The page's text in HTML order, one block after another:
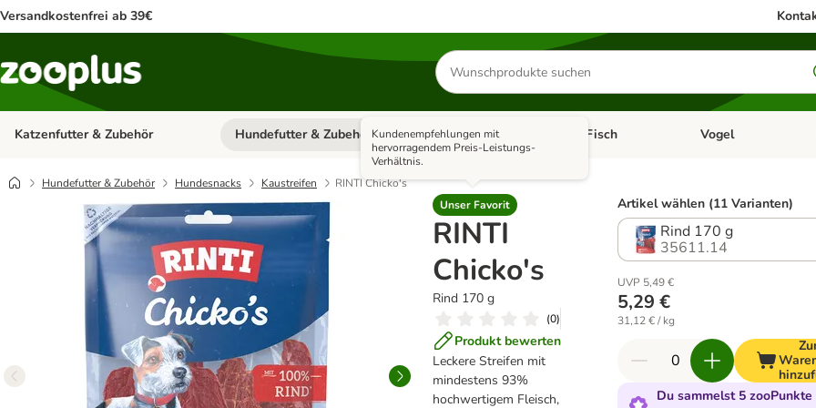
Versandkostenfrei ab 39€
Produkte
suchen
Katzenfutter & Zubehör Kategorie-Menü öffnen: Katzenfutter & Zubehör
Hundefutter & Zubehör Kategorie-Menü öffnen: Hundefutter & Zubehör
Kleintier Kategorie-Menü öffnen: Kleintier
Fisch Kategorie-Menü
Vogel
Hundefutter & Zubehör Hundesnacks Kaustreifen
RINTI Chicko's
Unser Favorit
Kundenempfehlungen mit
hervorragendem Preis-Leistungs-
Verhältnis.
RINTI
Chicko's
Rind 170 g
(0)
Produkt bewerten
Leckere Streifen mit
mindestens 93%
hochwertigem Fleisch,
Artikel wählen (11 Varianten)
Rind 170 g
35611.14
UVP 5,49 €
5,29 €
31,12 € / kg
Du sammelst 5